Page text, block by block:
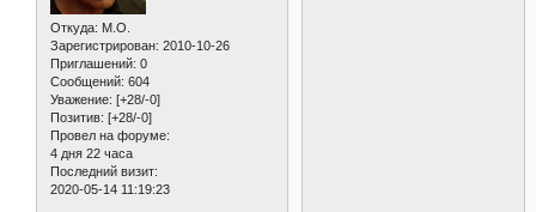
Откуда: M.O.
Зарегистрирован: 2010-10-26
Приглашений: 0
Сообщений: 604
Уважение: [+28/-0]
Позитив: [+28/-0]
Провел на форуме:
4 дня 22 часа
Последний визит:
2020-05-14 11:19:23